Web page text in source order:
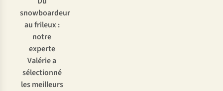
snowboardeur
au frileux :
notre
experte
Valérie a
sélectionné
les meilleurs